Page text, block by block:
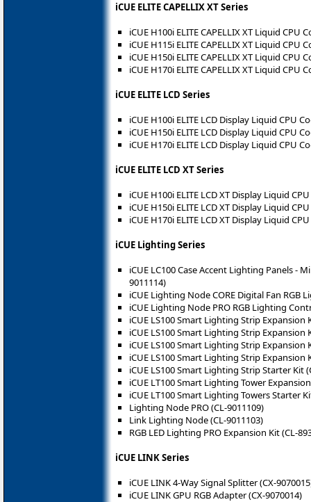
iCUE ELITE CAPELLIX XT Series
iCUE H100i ELITE CAPELLIX XT Liquid CPU
iCUE H115i ELITE CAPELLIX XT Liquid CPU
iCUE H150i ELITE CAPELLIX XT Liquid CPU
iCUE H170i ELITE CAPELLIX XT Liquid CPU
iCUE ELITE LCD Series
iCUE H100i ELITE LCD Display Liquid CPU
iCUE H150i ELITE LCD Display Liquid CPU
iCUE H170i ELITE LCD Display Liquid CPU
iCUE ELITE LCD XT Series
iCUE H100i ELITE LCD XT Display Liquid
iCUE H150i ELITE LCD XT Display Liquid
iCUE H170i ELITE LCD XT Display Liquid
iCUE Lighting Series
iCUE LC100 Case Accent Lighting Panels -
9011114)
iCUE Lighting Node CORE Digital Fan RGB
iCUE Lighting Node PRO RGB Lighting
iCUE LS100 Smart Lighting Strip Expansion
iCUE LS100 Smart Lighting Strip Expansion
iCUE LS100 Smart Lighting Strip Expansion
iCUE LS100 Smart Lighting Strip Expansion
iCUE LS100 Smart Lighting Strip Starter Kit
iCUE LT100 Smart Lighting Tower
iCUE LT100 Smart Lighting Towers Starter
Lighting Node PRO (CL-9011109)
Link Lighting Node (CL-9011103)
RGB LED Lighting PRO Expansion Kit (CL-
iCUE LINK Series
iCUE LINK 4-Way Signal Splitter (CX-
iCUE LINK GPU RGB Adapter (CX-9070014)